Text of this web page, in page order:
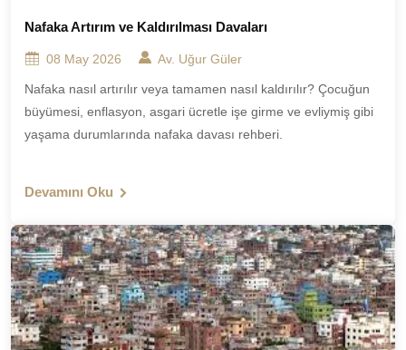
Nafaka Artırım ve Kaldırılması Davaları
08 May 2026 Av. Uğur Güler
Nafaka nasıl artırılır veya tamamen nasıl kaldırılır? Çocuğun
büyümesi, enflasyon, asgari ücretle işe girme ve evliymiş gibi
yaşama durumlarında nafaka davası rehberi.
Devamını Oku